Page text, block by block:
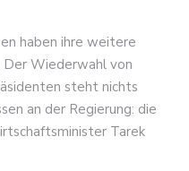
haben ihre weitere
Der Wiederwahl von
steht nichts
an der Regierung: die
Tarek